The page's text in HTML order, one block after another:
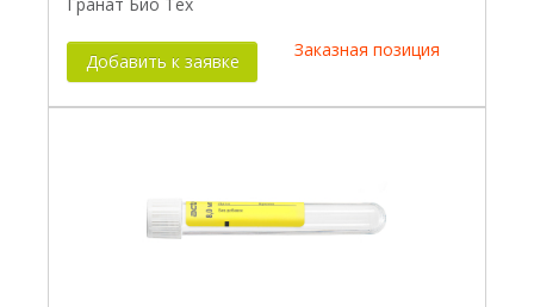
Добавить к заявке
Заказная позиция